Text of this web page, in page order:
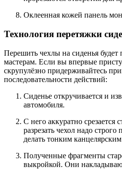
Оклеенная кожей панель
Технология перетяжки
Перешить чехлы на сиденья
мастерам. Если вы впервые
скрупулёзно придерживайтесь
последовательности действий:
Сиденье откручивается и
автомобиля.
С него аккуратно срезается
разрезать чехол надо
делать тонким
Полученные фрагменты
выкройкой. Они